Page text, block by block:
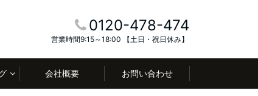
0120-478-474
営業時間9:15～18:00 【土日・祝日休み】
会社概要 お問い合わせ